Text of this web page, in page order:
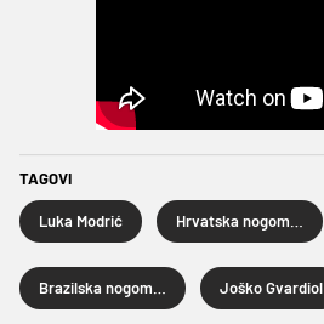
TAGOVI
Luka Modrić
Joško Gvardiol